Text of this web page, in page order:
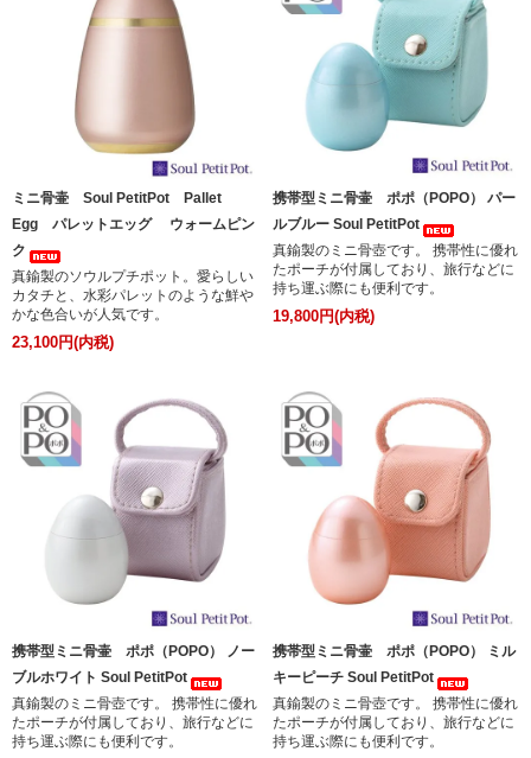
ミニ骨壷 Soul PetitPot Pallet
Egg パレットエッグ ウォームピン
ク
真鍮製のソウルプチポット。愛らしい
カタチと、水彩パレットのような鮮や
かな色合いが人気です。
23,100円(内税)
携帯型ミニ骨壷 ポポ（POPO） パー
ルブルー Soul PetitPot
真鍮製のミニ骨壺です。 携帯性に優れ
たポーチが付属しており、旅行などに
持ち運ぶ際にも便利です。
19,800円(内税)
携帯型ミニ骨壷 ポポ（POPO） ノー
ブルホワイト Soul PetitPot
真鍮製のミニ骨壺です。 携帯性に優れ
たポーチが付属しており、旅行などに
持ち運ぶ際にも便利です。
携帯型ミニ骨壷 ポポ（POPO） ミル
キーピーチ Soul PetitPot
真鍮製のミニ骨壺です。 携帯性に優れ
たポーチが付属しており、旅行などに
持ち運ぶ際にも便利です。